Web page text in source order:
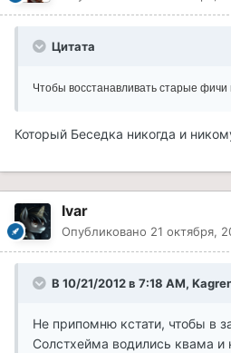
Цитата
Чтобы восстанавливать старые фичи
Который Беседка никогда и
Ivar
Опубликовано 21 октября,
В 10/21/2012 в 7:18 AM,
Не припомню кстати, чтобы в
Солстхейма водились квама и